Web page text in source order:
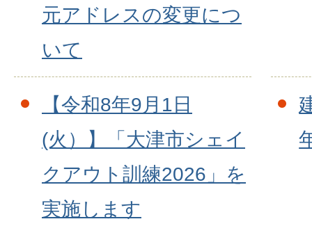
元アドレスの変更につ
いて
【令和8年9月1日
(火）】「大津市シェイ
クアウト訓練2026」を
実施します